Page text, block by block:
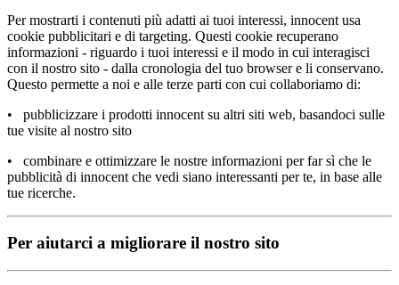
Per mostrarti i contenuti più adatti ai tuoi interessi, innocent usa
cookie pubblicitari e di targeting. Questi cookie recuperano
informazioni - riguardo i tuoi interessi e il modo in cui interagisci
con il nostro sito - dalla cronologia del tuo browser e li conservano.
Questo permette a noi e alle terze parti con cui collaboriamo di:
• pubblicizzare i prodotti innocent su altri siti web, basandoci sulle
tue visite al nostro sito
• combinare e ottimizzare le nostre informazioni per far sì che le
pubblicità di innocent che vedi siano interessanti per te, in base alle
tue ricerche.
Per aiutarci a migliorare il nostro sito